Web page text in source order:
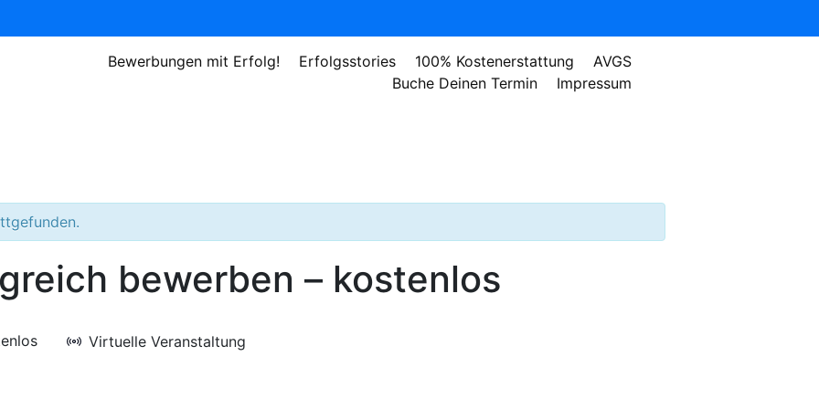
Bewerbungen mit Erfolg! Erfolgsstories 100% Kostenerstattung
AVGS
Buche Deinen Termin
Impressum
bewerben – kostenlos
Virtuelle Veranstaltung